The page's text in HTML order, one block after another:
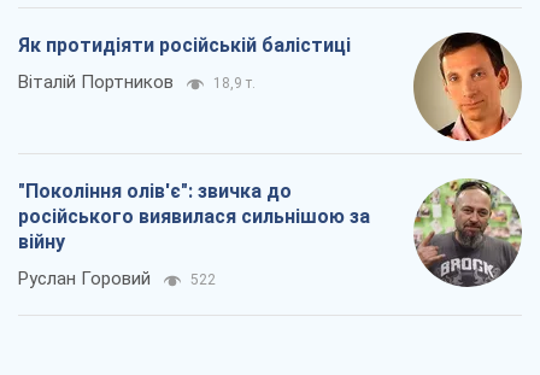
Як протидіяти російській балістиці
Віталій Портников 18,9 т.
"Покоління олів'є": звичка до
російського виявилася сильнішою за
війну
Руслан Горовий 522